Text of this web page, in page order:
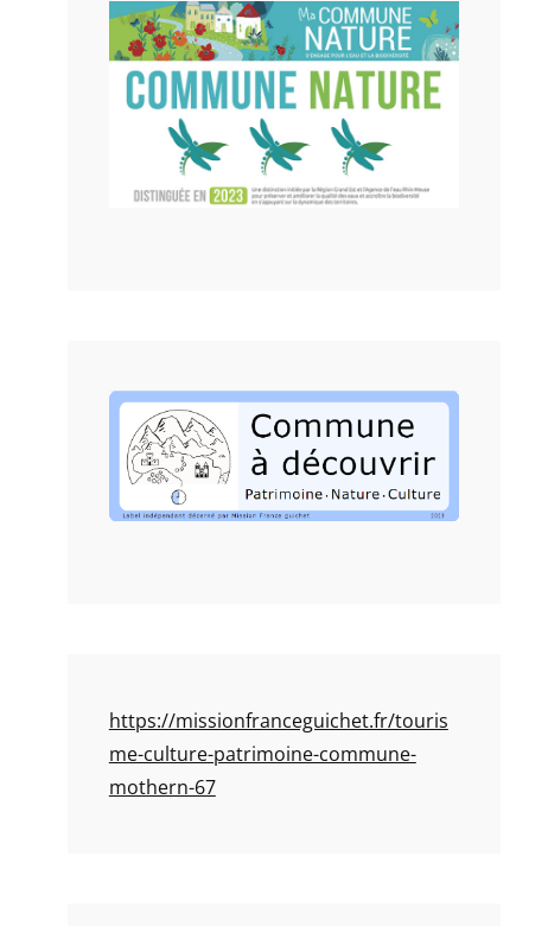
https://missionfranceguichet.fr/touris
me-culture-patrimoine-commune-
mothern-67